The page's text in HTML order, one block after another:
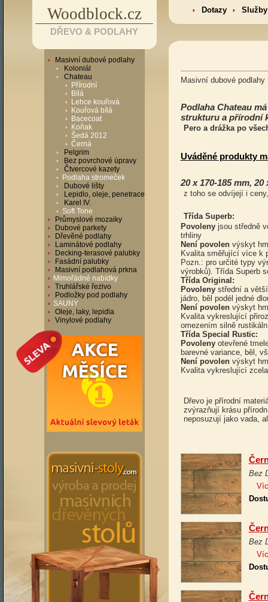
Woodblock.cz
DŘEVO & PODLAHY
Masivní dubové podlahy
Koloniál
Chateau
Přírodní
Bílá
Lehce kouřová
Kouřová bílá
Bacecoat
Koňak
Šedá 2012
Černá
Pelgrim
Bez povrchové úpravy
Čtvercové kazety
Podlaha stromeček
Dubové lišty
Lepidlo, oleje, penetrace
Karel IV.
Soft Tone
Průmyslové mozaiky
Dubové parkety
Dřevěné podlahy
Laminátové podlahy
Decking-terasové palubky
Fasádní palubky
Masivní podlahová prkna
Mimořádné nabídky
Truhlářské řezivo
Podložky pod podlahy
SAUNY
Oleje, laky, lepidla
Vinylové podlahy
Dotazy Služby
Masivní dubové
Podlaha Chateau
strukturu a přírodní
Pero a drážka po
Uváděné produkty
20 x 170-185 mm, 20
z toho se odvíjejí i
Třída Superb:
Povolenyjsou středně
trhliny
Není povolenvýskyt
Kvalita směřující více k
Pozn.: pro určité typy
výrobků). Třída Superb
Třída Original:
Povolenystřední a větší
jádro, běl podél jedné
Není povolenvýskyt
Kvalita vykreslující
omezením silně
Třída Special Rustic:
Povolenyotevřené
barevné variance, běl,
Není povolenvýskyt
Kvalita vykreslující
Dřevo je přírodní
zvýrazňují krásu
neposuzují jako vada,
Bez
Bez